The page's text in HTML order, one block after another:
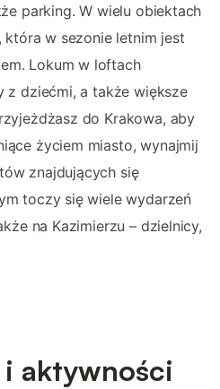
parking. W wielu obiektach
która w sezonie letnim jest
Lokum w loftach
z dziećmi, a także większe
do Krakowa, aby
życiem miasto, wynajmij
znajdujących się
toczy się wiele wydarzeń
na Kazimierzu – dzielnicy,
aktywności